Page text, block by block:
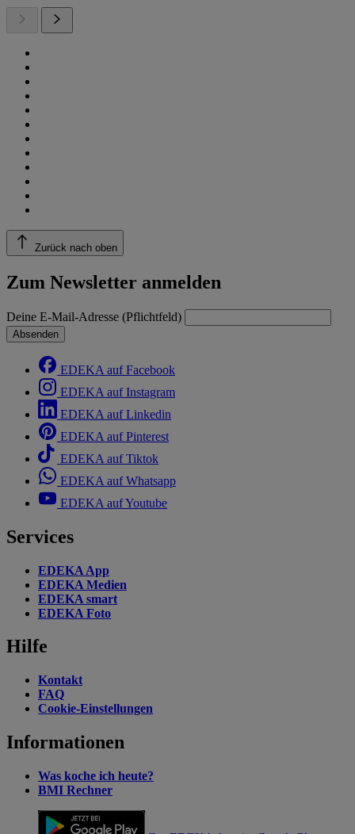
Zurück nach oben
Zum Newsletter anmelden
Deine E-Mail-Adresse (Pflichtfeld)
Absenden
EDEKA auf Facebook
EDEKA auf Instagram
EDEKA auf Linkedin
EDEKA auf Pinterest
EDEKA auf Tiktok
EDEKA auf Whatsapp
EDEKA auf Youtube
Services
EDEKA App
EDEKA Medien
EDEKA smart
EDEKA Foto
Hilfe
Kontakt
FAQ
Cookie-Einstellungen
Informationen
Was koche ich heute?
BMI Rechner